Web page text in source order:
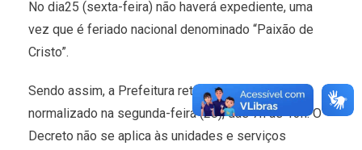
No dia25 (sexta-feira) não haverá expediente, uma
vez que é feriado nacional denominado “Paixão de
Cristo”.
Sendo assim, a Prefeitura retoma expediente
normalizado na segunda-feira (28), das 7h às 13h. O
Decreto não se aplica às unidades e serviços